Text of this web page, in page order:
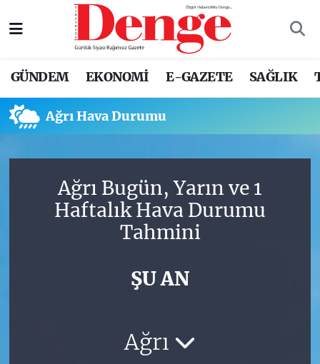
GÜNDEM EKONOMİ E-GAZETE SAĞLIK
Ağrı Hava Durumu
Ağrı Bugün, Yarın ve 1
Haftalık Hava Durumu
Tahmini
ŞU AN
Ağrı
Nöbetçi Eczaneler
Trafik Durumu
Süper Lig Puan Durumu ve Fikstür
Tüm Manşetler
Son Dakika Haberleri